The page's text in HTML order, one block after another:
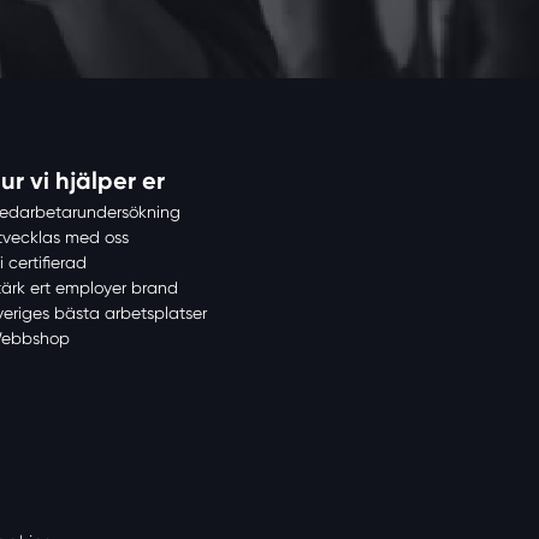
vi hjälper er
med oss
certifierad
ert employer brand
bästa arbetsplatser